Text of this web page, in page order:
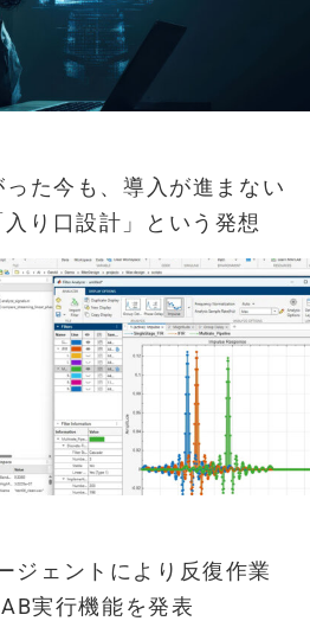
た今も、導入が進まない
り口設計」という発想
ジェントにより反復作業
実行機能を発表